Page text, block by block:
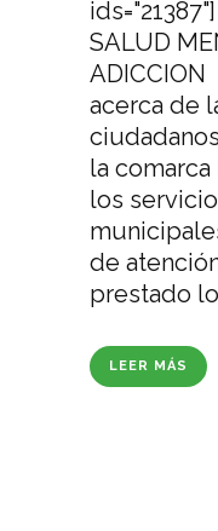
SALUD
acerca de
la
los
de
prestado
LEER MÁS